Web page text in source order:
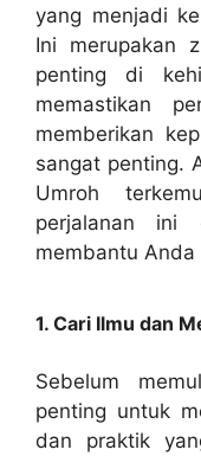
yang menjadi
Ini merupakan
penting di
memastikan
memberikan
sangat penting.
Umroh
perjalanan
membantu
1. Cari Ilmu dan
Sebelum
penting untuk
dan praktik